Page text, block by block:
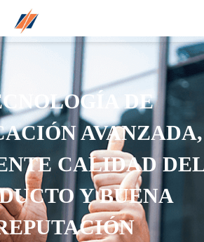
PUEDE
DIFERENTES
ESTILOS